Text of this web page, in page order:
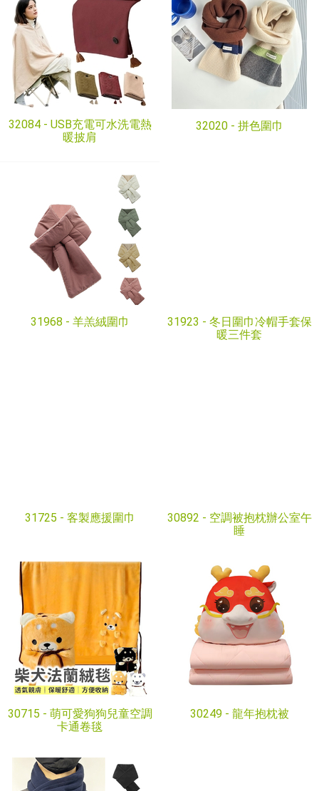
32084 - USB充電可水洗電熱
暖披肩
32020 - 拼色圍巾
31968 - 羊羔絨圍巾 31923 - 冬日圍巾冷帽手套保
暖三件套
31725 - 客製應援圍巾 30892 - 空調被抱枕辦公室午
睡
30715 - 萌可愛狗狗兒童空調
卡通卷毯
30249 - 龍年抱枕被